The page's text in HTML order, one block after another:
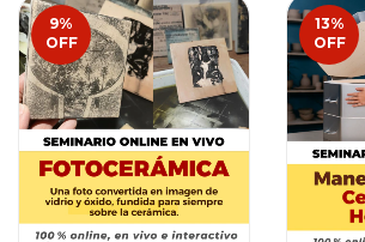
9%
OFF
13%
OFF